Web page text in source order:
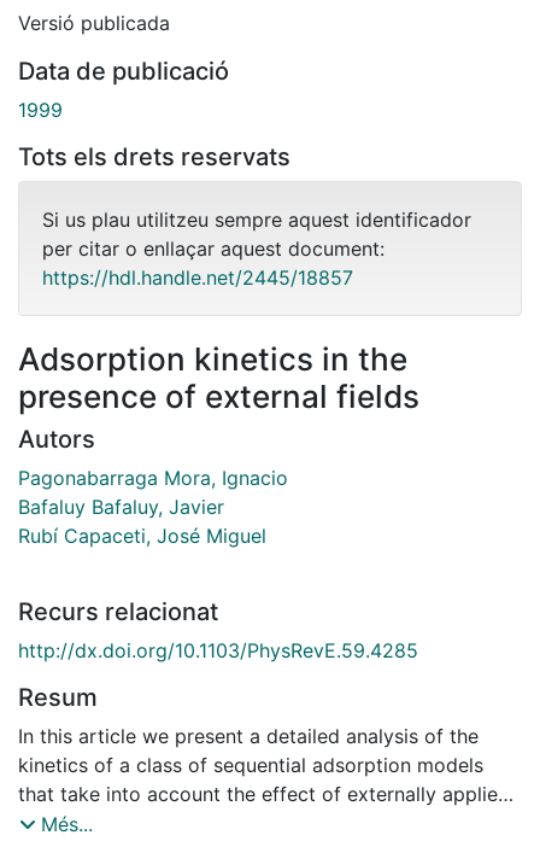
Versió publicada
Data de publicació
1999
Tots els drets reservats
Si us plau utilitzeu sempre aquest identificador
per citar o enllaçar aquest document:
https://hdl.handle.net/2445/18857
Adsorption kinetics in the
presence of external fields
Autors
Pagonabarraga Mora, Ignacio
Bafaluy Bafaluy, Javier
Rubí Capaceti, José Miguel
Recurs relacionat
http://dx.doi.org/10.1103/PhysRevE.59.4285
Resum
In this article we present a detailed analysis of the
kinetics of a class of sequential adsorption models
that take into account the effect of externally applied
fields (as an electric field, or a shear rate) on the
Més...